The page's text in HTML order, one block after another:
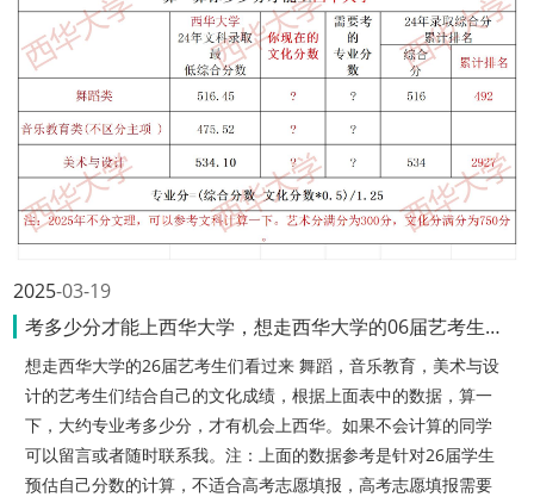
03-19
2025
考多少分才能上西华大学，想走西华大学的06届艺考生们看过来
想走西华大学的26届艺考生们看过来 舞蹈，音乐教育，美术与设
计的艺考生们结合自己的文化成绩，根据上面表中的数据，算一
下，大约专业考多少分，才有机会上西华。如果不会计算的同学
可以留言或者随时联系我。注：上面的数据参考是针对26届学生
预估自己分数的计算，不适合高考志愿填报，高考志愿填报需要